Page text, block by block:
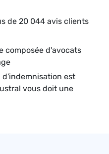
de 20 044 avis clients
composée d'avocats
est
vous doit une